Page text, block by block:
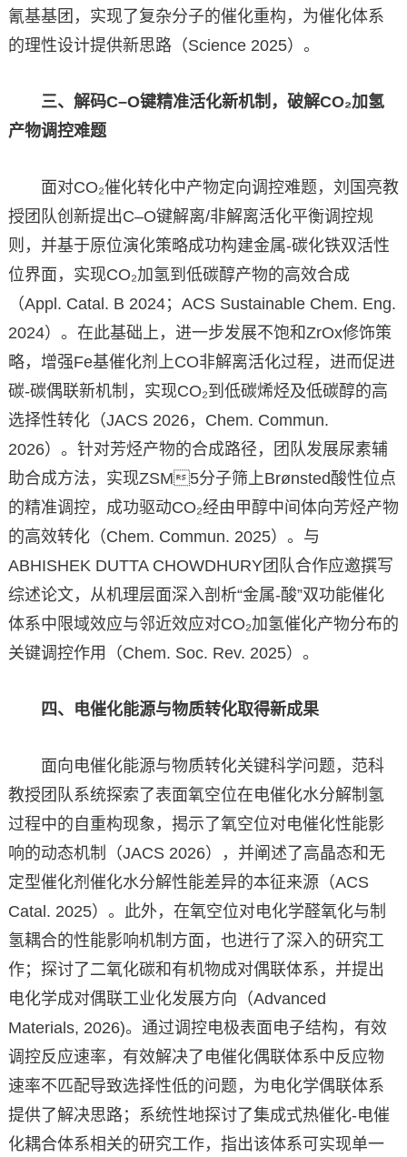
氰基基团，实现了复杂分子的催化重构，为催化体系
的理性设计提供新思路（Science 2025）。
三、解码C–O键精准活化新机制，破解CO₂加氢
产物调控难题
面对CO₂催化转化中产物定向调控难题，刘国亮教
授团队创新提出C–O键解离/非解离活化平衡调控规
则，并基于原位演化策略成功构建金属-碳化铁双活性
位界面，实现CO₂加氢到低碳醇产物的高效合成
（Appl. Catal. B 2024；ACS Sustainable Chem. Eng.
2024）。在此基础上，进一步发展不饱和ZrOx修饰策
略，增强Fe基催化剂上CO非解离活化过程，进而促进
碳-碳偶联新机制，实现CO₂到低碳烯烃及低碳醇的高
选择性转化（JACS 2026，Chem. Commun.
2026）。针对芳烃产物的合成路径，团队发展尿素辅
助合成方法，实现ZSM5分子筛上Brønsted酸性位点
的精准调控，成功驱动CO₂经由甲醇中间体向芳烃产物
的高效转化（Chem. Commun. 2025）。与
ABHISHEK DUTTA CHOWDHURY团队合作应邀撰写
综述论文，从机理层面深入剖析“金属-酸”双功能催化
体系中限域效应与邻近效应对CO₂加氢催化产物分布的
关键调控作用（Chem. Soc. Rev. 2025）。
四、电催化能源与物质转化取得新成果
面向电催化能源与物质转化关键科学问题，范科
教授团队系统探索了表面氧空位在电催化水分解制氢
过程中的自重构现象，揭示了氧空位对电催化性能影
响的动态机制（JACS 2026），并阐述了高晶态和无
定型催化剂催化水分解性能差异的本征来源（ACS
Catal. 2025）。此外，在氧空位对电化学醛氧化与制
氢耦合的性能影响机制方面，也进行了深入的研究工
作；探讨了二氧化碳和有机物成对偶联体系，并提出
电化学成对偶联工业化发展方向（Advanced
Materials, 2026)。通过调控电极表面电子结构，有效
调控反应速率，有效解决了电催化偶联体系中反应物
速率不匹配导致选择性低的问题，为电化学偶联体系
提供了解决思路；系统性地探讨了集成式热催化-电催
化耦合体系相关的研究工作，指出该体系可实现单一